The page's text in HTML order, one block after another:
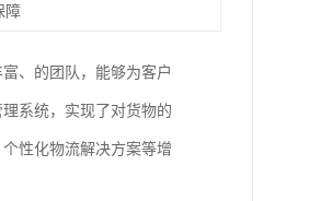
障
、的团队，能够为客户
系统，实现了对货物的
性化物流解决方案等增